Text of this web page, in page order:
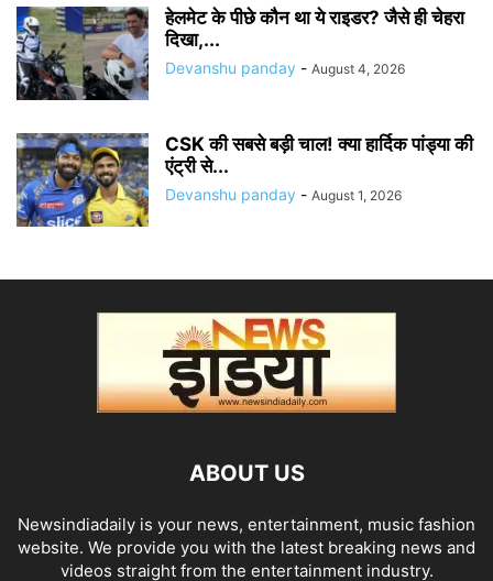
हेलमेट के पीछे कौन था ये राइडर? जैसे ही चेहरा
दिखा,...
Devanshu panday - August 4, 2026
CSK की सबसे बड़ी चाल! क्या हार्दिक पांड्या की
एंट्री से...
Devanshu panday - August 1, 2026
ABOUT US
Newsindiadaily is your news, entertainment, music fashion
website. We provide you with the latest breaking news and
videos straight from the entertainment industry.